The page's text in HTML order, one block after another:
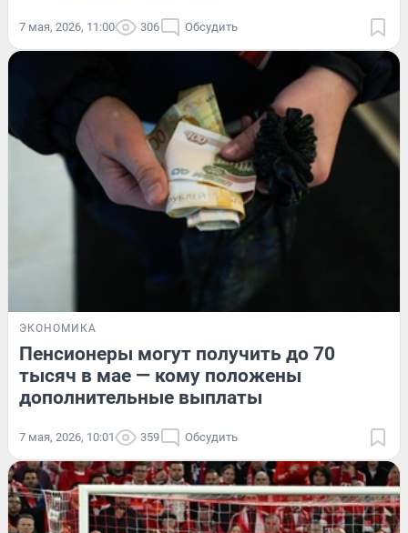
7 мая, 2026, 11:00 306 Обсудить
ЭКОНОМИКА
Пенсионеры могут получить до 70
тысяч в мае — кому положены
дополнительные выплаты
7 мая, 2026, 10:01 359 Обсудить